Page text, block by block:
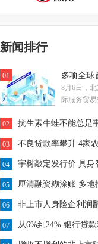
新闻排行
01 多项全球
8月6日，
际服务贸易
02 抗生素牛蛙不能总是
03 不良贷款率攀升 4家
04 宇树敲定发行价 具身
05 厘清融资糊涂账 多地
06 非上市人身险企利润
07 从6%到24% 银行贷